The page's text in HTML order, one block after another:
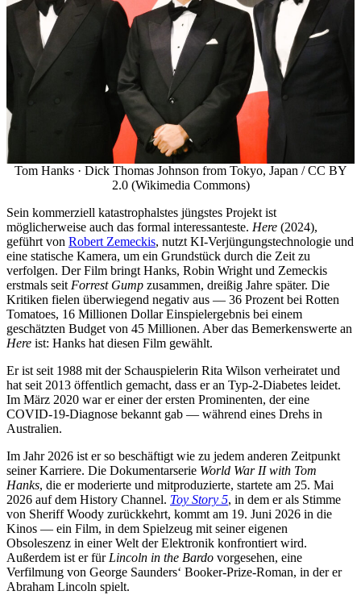
Tom Hanks · Dick Thomas Johnson from Tokyo, Japan / CC BY
2.0 (Wikimedia Commons)
Sein kommerziell katastrophalstes jüngstes Projekt ist
möglicherweise auch das formal interessanteste. Here (2024),
geführt von Robert Zemeckis, nutzt KI-Verjüngungstechnologie und
eine statische Kamera, um ein Grundstück durch die Zeit zu
verfolgen. Der Film bringt Hanks, Robin Wright und Zemeckis
erstmals seit Forrest Gump zusammen, dreißig Jahre später. Die
Kritiken fielen überwiegend negativ aus — 36 Prozent bei Rotten
Tomatoes, 16 Millionen Dollar Einspielergebnis bei einem
geschätzten Budget von 45 Millionen. Aber das Bemerkenswerte an
Here ist: Hanks hat diesen Film gewählt.
Er ist seit 1988 mit der Schauspielerin Rita Wilson verheiratet und
hat seit 2013 öffentlich gemacht, dass er an Typ-2-Diabetes leidet.
Im März 2020 war er einer der ersten Prominenten, der eine
COVID-19-Diagnose bekannt gab — während eines Drehs in
Australien.
Im Jahr 2026 ist er so beschäftigt wie zu jedem anderen Zeitpunkt
seiner Karriere. Die Dokumentarserie World War II with Tom
Hanks, die er moderierte und mitproduzierte, startete am 25. Mai
2026 auf dem History Channel. Toy Story 5, in dem er als Stimme
von Sheriff Woody zurückkehrt, kommt am 19. Juni 2026 in die
Kinos — ein Film, in dem Spielzeug mit seiner eigenen
Obsoleszenz in einer Welt der Elektronik konfrontiert wird.
Außerdem ist er für Lincoln in the Bardo vorgesehen, eine
Verfilmung von George Saunders‘ Booker-Prize-Roman, in der er
Abraham Lincoln spielt.